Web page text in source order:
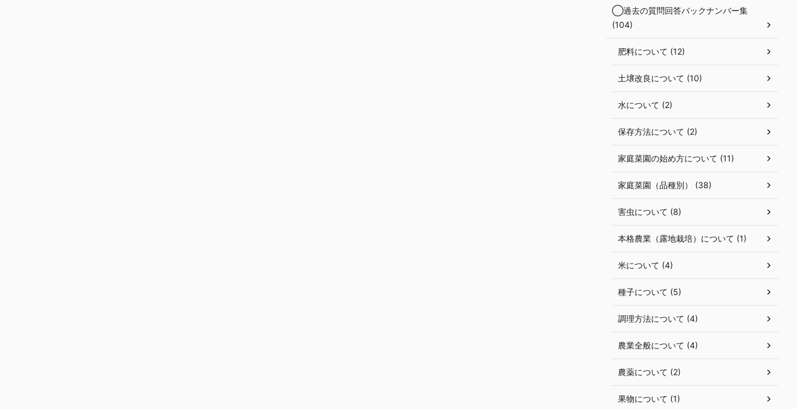
◯過去の質問回答バックナンバー集
(104)
肥料について (12)
土壌改良について (10)
水について (2)
保存方法について (2)
家庭菜園の始め方について (11)
家庭菜園（品種別） (38)
害虫について (8)
本格農業（露地栽培）について (1)
米について (4)
種子について (5)
調理方法について (4)
農業全般について (4)
農薬について (2)
果物について (1)